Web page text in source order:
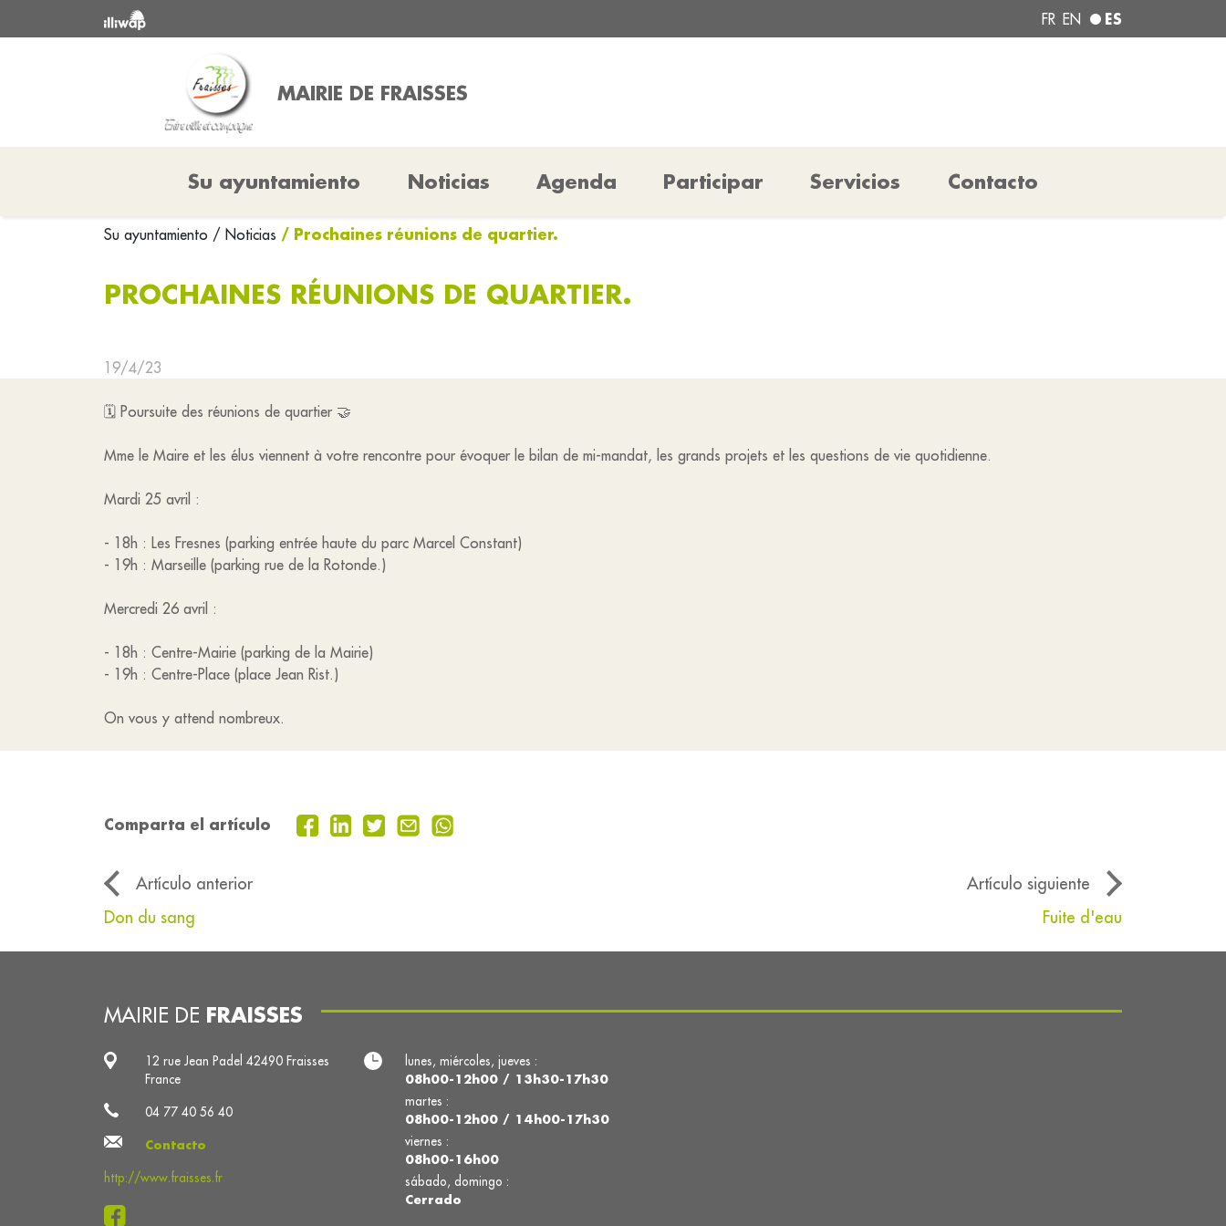
FR EN ES
MAIRIE DE FRAISSES
Su ayuntamiento Noticias Agenda Participar Servicios Contacto
Su ayuntamiento / Noticias / Prochaines réunions de quartier.
PROCHAINES RÉUNIONS DE QUARTIER.
19/4/23
🗓️ Poursuite des réunions de quartier 🤝
Mme le Maire et les élus viennent à votre rencontre pour évoquer le bilan de mi-mandat, les grands projets et les questions de vie quotidienne.
Mardi 25 avril :
- 18h : Les Fresnes (parking entrée haute du parc Marcel Constant)
- 19h : Marseille (parking rue de la Rotonde.)
Mercredi 26 avril :
- 18h : Centre-Mairie (parking de la Mairie)
- 19h : Centre-Place (place Jean Rist.)
On vous y attend nombreux.
Comparta el artículo
Artículo anterior
Artículo siguiente
Don du sang
Fuite d'eau
MAIRIE DE FRAISSES
12 rue Jean Padel 42490 Fraisses
France
04 77 40 56 40
Contacto
http://www.fraisses.fr
lunes, miércoles, jueves :
08h00-12h00 / 13h30-17h30
martes :
08h00-12h00 / 14h00-17h30
viernes :
08h00-16h00
sábado, domingo :
Cerrado